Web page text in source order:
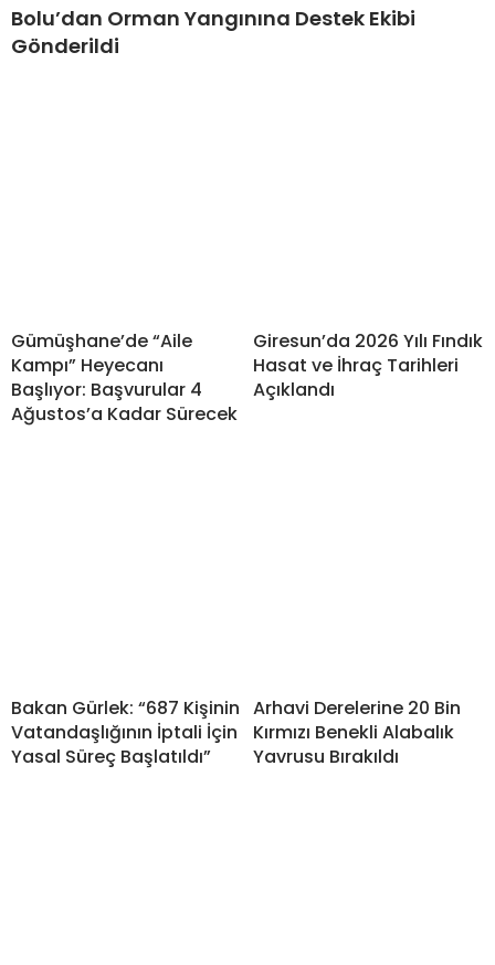
Bolu’dan Orman Yangınına Destek Ekibi
Gönderildi
Gümüşhane’de “Aile
Kampı” Heyecanı
Başlıyor: Başvurular 4
Ağustos’a Kadar Sürecek
Giresun’da 2026 Yılı Fındık
Hasat ve İhraç Tarihleri
Açıklandı
Bakan Gürlek: “687 Kişinin
Vatandaşlığının İptali İçin
Yasal Süreç Başlatıldı”
Arhavi Derelerine 20 Bin
Kırmızı Benekli Alabalık
Yavrusu Bırakıldı